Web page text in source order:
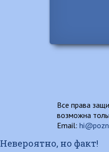
Все права
возможна
Email:
Невероятно, но факт!